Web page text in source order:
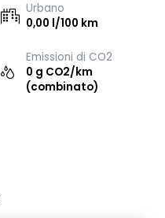
Urbano
0,00 l/100 km
Emissioni di CO2
0 g CO2/km
(combinato)